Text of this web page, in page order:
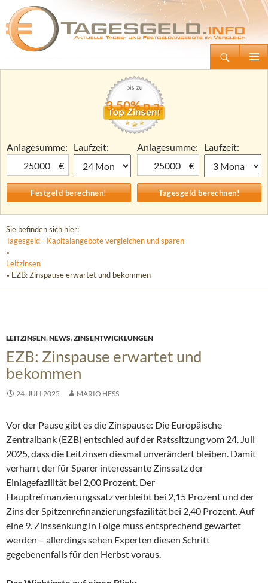
Tagesgeld.info – Tagesgeldkonten vergleichen und Tagesgeld-Zinsen berechnen
Zum
3,50% p.a.
Anlagesumme:
€
Laufzeit:
Anlagesumme:
€
Laufzeit:
Sie befinden sich hier:
Tagesgeld - Kapitalangebote vergleichen und sparen
»
Leitzinsen
» EZB: Zinspause erwartet und bekommen
LEITZINSEN,NEWS,ZINSENTWICKLUNGEN
EZB: Zinspause erwartet und
bekommen
24. JULI 2025 MARIO HESS
Vor der Pause gibt es die Zinspause: Die Europäische
Zentralbank (EZB) entschied auf der Ratssitzung vom 24. Juli
2025, dass die Leitzinsen diesmal unverändert bleiben. Damit
verharrt der für Sparer interessante Zinssatz der
Einlagefazilität bei 2,00 Prozent. Der
Hauptrefinanzierungssatz verbleibt bei 2,15 Prozent und der
Zins der Spitzenrefinanzierungsfazilität bei 2,40 Prozent. Auf
eine 9. Zinssenkung in Folge muss entsprechend gewartet
werden – allerdings sehen Experten diesen Schritt
gegebenenfalls für den Herbst voraus.